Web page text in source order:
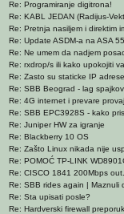
Re: Programiranje digitrona!
Re: KABL JEDAN (Radijus-
Re: Pretnja nasiljem i direktim
Re: Update ASDM-a na ASA
Re: Ne umem da nadjem
Re: rxdrop/s ili kako upokojiti
Re: Zasto su staticke IP
Re: SBB Beograd - lag
Re: 4G internet i prevare
Re: SBB EPC3928S - kako
Re: Juniper HW za igranje
Re: Blackberry 10 OS
Re: Zašto Linux nikada nije
Re: POMOĆ TP-LINK
Re: CISCO 1841 200Mbps
Re: SBB rides again | Maznuli
Re: Sta upisati posle?
Re: Hardverski firewall